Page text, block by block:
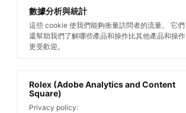
數據分析與統計
這些 cookie 使我們能夠衡量訪問者的流量。 它們
還幫助我們了解哪些產品和操作比其他產品和操作
更受歡迎。
Rolex (Adobe Analytics and Content
Square)
Privacy policy: